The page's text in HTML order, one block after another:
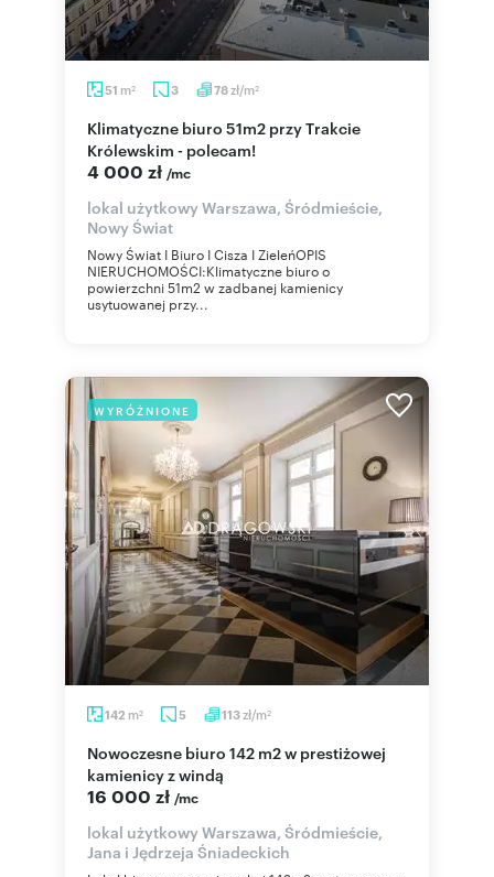
51 m2 3 78zł/m2
Klimatyczne biuro 51m2 przy Trakcie
Królewskim - polecam!
4 000 zł /mc
lokal użytkowy Warszawa, Śródmieście,
Nowy Świat
Nowy Świat I Biuro I Cisza I ZieleńOPIS
NIERUCHOMOŚCI:Klimatyczne biuro o
powierzchni 51m2 w zadbanej kamienicy
usytuowanej przy...
WYRÓŻNIONE
142 m2 5 113zł/m2
Nowoczesne biuro 142 m2 w prestiżowej
kamienicy z windą
16 000 zł /mc
lokal użytkowy Warszawa, Śródmieście,
Jana i Jędrzeja Śniadeckich